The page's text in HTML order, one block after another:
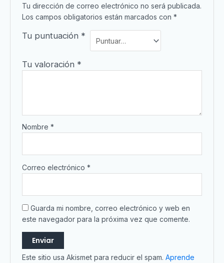
Tu dirección de correo electrónico no será publicada.
Los campos obligatorios están marcados con*
Tu puntuación *
Tu valoración *
Nombre*
Correo electrónico*
Guarda mi nombre, correo electrónico y web en
este navegador para la próxima vez que comente.
Este sitio usa Akismet para reducir el spam.Aprende